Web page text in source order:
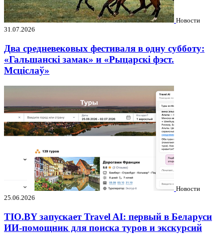
Новости
31.07.2026
Два средневековых фестиваля в одну субботу:
«Гальшанскі замак» и «Рыцарскі фэст.
Мсціслаў»
Новости
25.06.2026
TIO.BY запускает Travel AI: первый в Беларуси
ИИ-помощник для поиска туров и экскурсий